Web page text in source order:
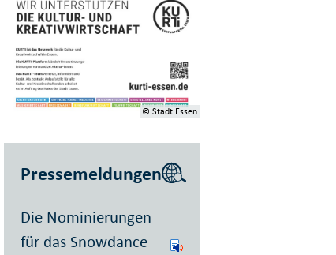
© Stadt Essen
Pressemeldungen
Die Nominierungen
für das Snowdance